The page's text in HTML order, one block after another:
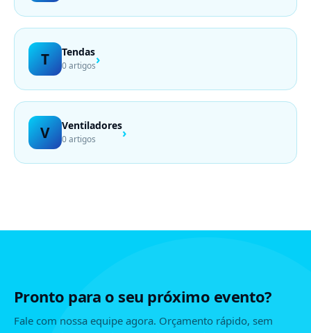
T Tendas
0 artigos›
V Ventiladores
0 artigos ›
Pronto para o seu próximo evento?
Fale com nossa equipe agora. Orçamento rápido, sem